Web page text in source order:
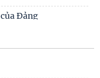
hòa bình, ổn
độc lập, tự chủ: